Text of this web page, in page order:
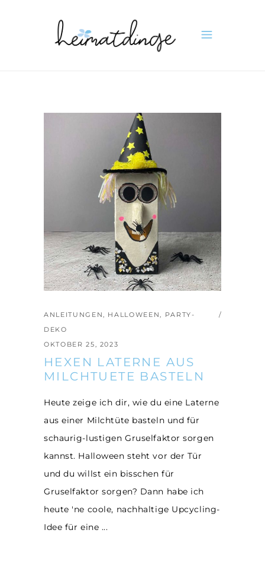
ANLEITUNGEN, HALLOWEEN, PARTY-
DEKO
OKTOBER 25, 2023
HEXEN LATERNE AUS
MILCHTUETE BASTELN
Heute zeige ich dir, wie du eine Laterne
aus einer Milchtüte basteln und für
schaurig-lustigen Gruselfaktor sorgen
kannst. Halloween steht vor der Tür
und du willst ein bisschen für
Gruselfaktor sorgen? Dann habe ich
heute 'ne coole, nachhaltige Upcycling-
Idee für eine